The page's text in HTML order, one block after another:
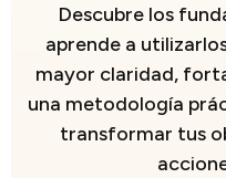
Descubre los
aprende a
mayor claridad,
una metodología
transformar tus